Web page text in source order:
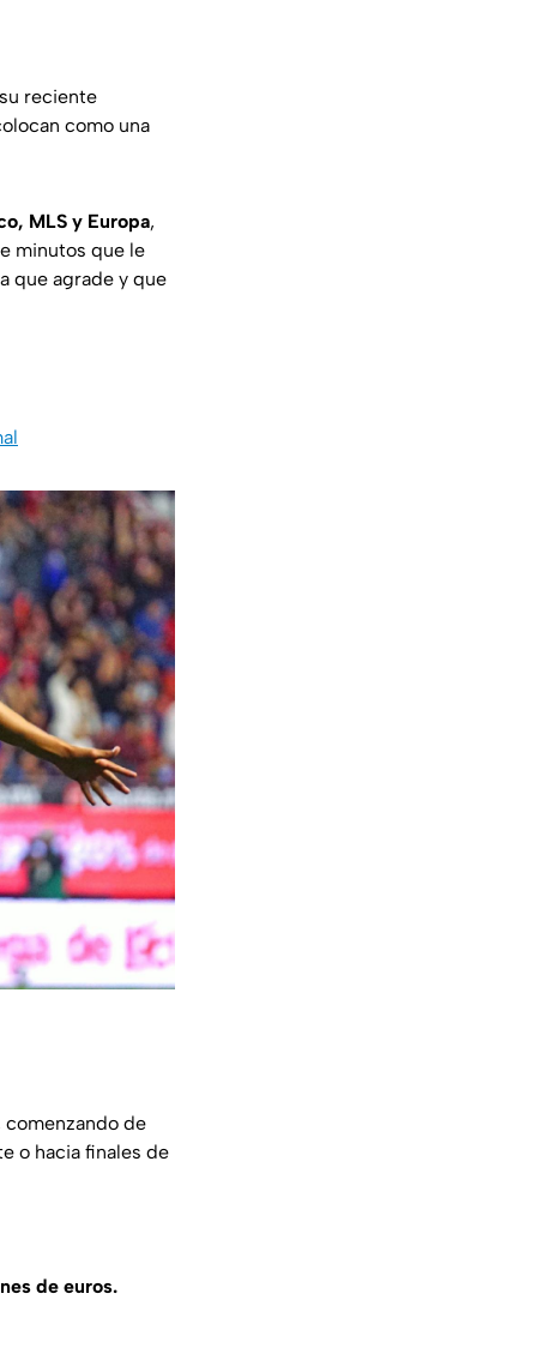
reciente
como una
MLS y Europa,
minutos que le
que agrade y que
de
o hacia finales de
de euros.